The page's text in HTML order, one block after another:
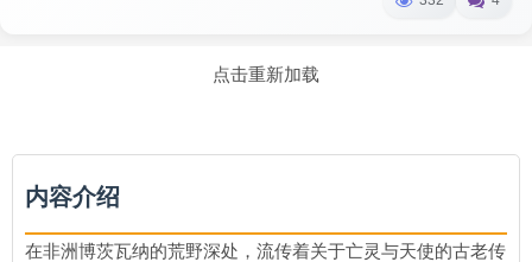
点击重新加载
内容介绍
在非洲博茨瓦纳的荒野深处，流传着关于亡灵与天使的古老传